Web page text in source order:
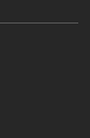
changing
using an
industry,